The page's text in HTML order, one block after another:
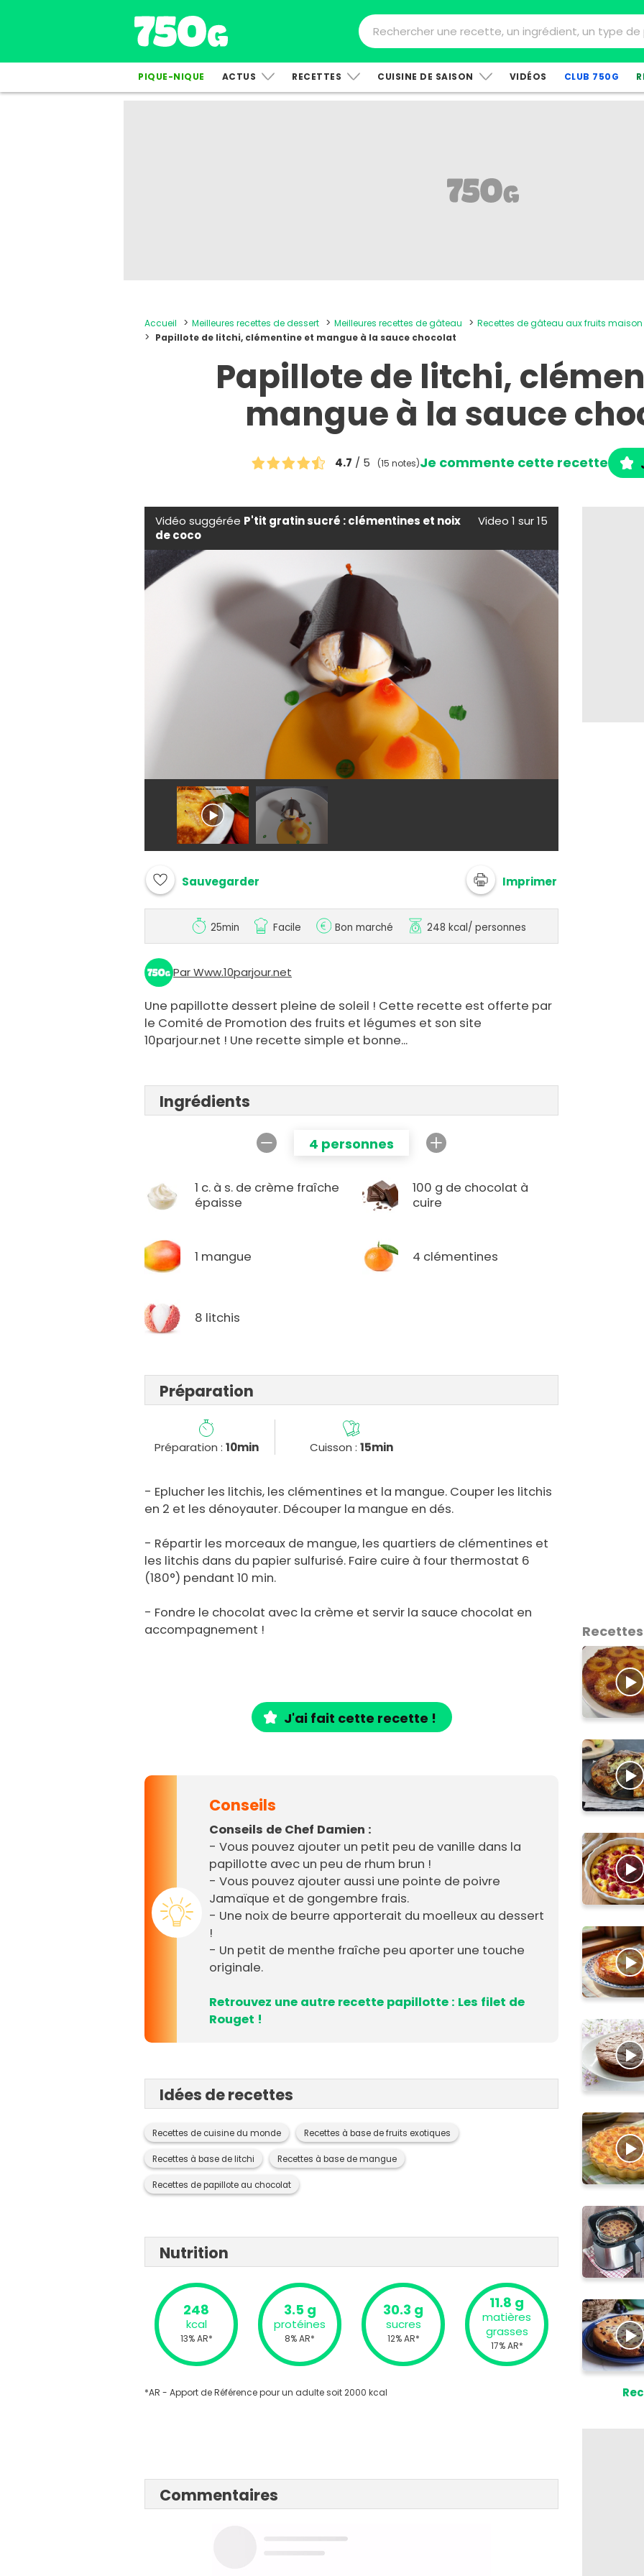
PIQUE-NIQUE ACTUS RECETTES CUISINE DE SAISON VIDÉOS CLUB 750G
Accueil Meilleures recettes de dessert Meilleures recettes de gâteau
Recettes de gâteau aux fruits maison
Papillote de litchi, clémentine et mangue à la sauce chocolat
Papillote de litchi,
mangue à la sauce
4.7 / 5 (15 notes)Je commente cette recette
Vidéo suggérée P'tit gratin sucré : clémentines et noix
de coco
Video 1 sur 15
Sauvegarder Imprimer
25min Facile Bon marché 248 kcal/ personnes
Par Www.10parjour.net
Une papillotte dessert pleine de soleil ! Cette recette est offerte par
le Comité de Promotion des fruits et légumes et son site
10parjour.net ! Une recette simple et bonne...
Ingrédients
4 personnes
1 c. à s. de crème fraîche
épaisse
100 g de chocolat à
cuire
1 mangue 4 clémentines
8 litchis
Préparation
Préparation : 10min Cuisson :15min
- Eplucher les litchis, les clémentines et la mangue. Couper les litchis
en 2 et les dénoyauter. Découper la mangue en dés.
- Répartir les morceaux de mangue, les quartiers de clémentines et
les litchis dans du papier sulfurisé. Faire cuire à four thermostat 6
(180°) pendant 10 min.
- Fondre le chocolat avec la crème et servir la sauce chocolat en
accompagnement !
J'ai fait cette recette !
Conseils
Conseils de Chef Damien :
- Vous pouvez ajouter un petit peu de vanille dans la
papillotte avec un peu de rhum brun !
- Vous pouvez ajouter aussi une pointe de poivre
Jamaïque et de gongembre frais.
- Une noix de beurre apporterait du moelleux au dessert
!
- Un petit de menthe fraîche peu aporter une touche
originale.
Retrouvez une autre recette papillotte : Les filet de
Rouget !
Idées de recettes
Recettes de cuisine du monde Recettes à base de fruits exotiques
Recettes à base de litchi Recettes à base de mangue
Recettes de papillote au chocolat
Nutrition
248
kcal
13% AR*
3.5 g
protéines
8% AR*
30.3 g
sucres
12% AR*
11.8 g
matières
grasses
17% AR*
*AR - Apport de Référence pour un adulte soit 2000 kcal
Commentaires